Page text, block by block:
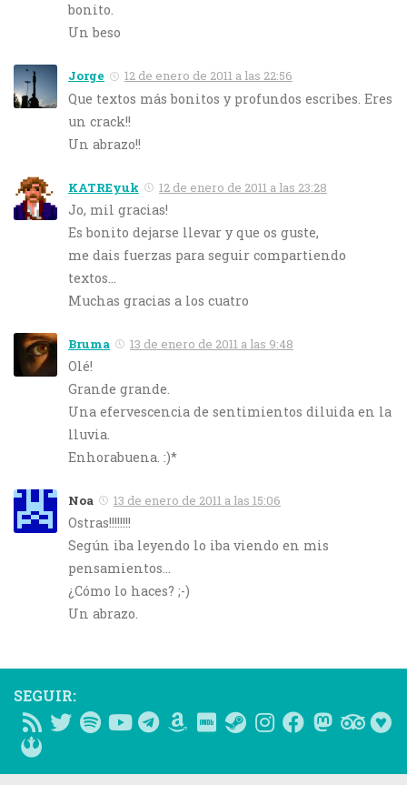
bonito.
Un beso
Jorge 12 de enero de 2011 a las 22:56
Que textos más bonitos y profundos escribes. Eres
un crack!!
Un abrazo!!
KATREyuk 12 de enero de 2011 a las 23:28
Jo, mil gracias!
Es bonito dejarse llevar y que os guste,
me dais fuerzas para seguir compartiendo
textos…
Muchas gracias a los cuatro
Bruma 13 de enero de 2011 a las 9:48
Olé!
Grande grande.
Una efervescencia de sentimientos diluida en la
lluvia.
Enhorabuena. :)*
Noa 13 de enero de 2011 a las 15:06
Ostras!!!!!!!!
Según iba leyendo lo iba viendo en mis
pensamientos…
¿Cómo lo haces? ;-)
Un abrazo.
SEGUIR: